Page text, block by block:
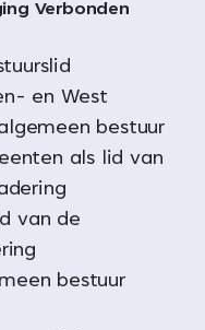
Verbonden
en West
bestuur
als lid van
van de
bestuur